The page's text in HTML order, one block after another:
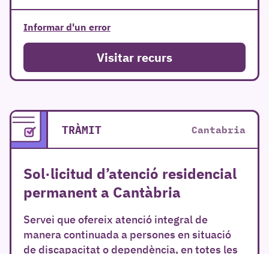
Informar d'un error
Visitar recurs
TRÀMIT Cantabria
Sol·licitud d’atenció residencial
permanent a Cantàbria
Servei que ofereix atenció integral de
manera continuada a persones en situació
de discapacitat o dependència, en totes les